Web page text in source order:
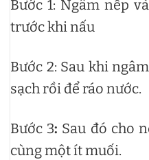
Bước 1: Ngâm nếp
trước khi nấu
Bước 2: Sau khi
sạch rồi để ráo nước.
Bước 3: Sau đó cho
cùng một ít muối.